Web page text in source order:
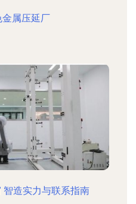
属压延厂
智造实力与联系指南